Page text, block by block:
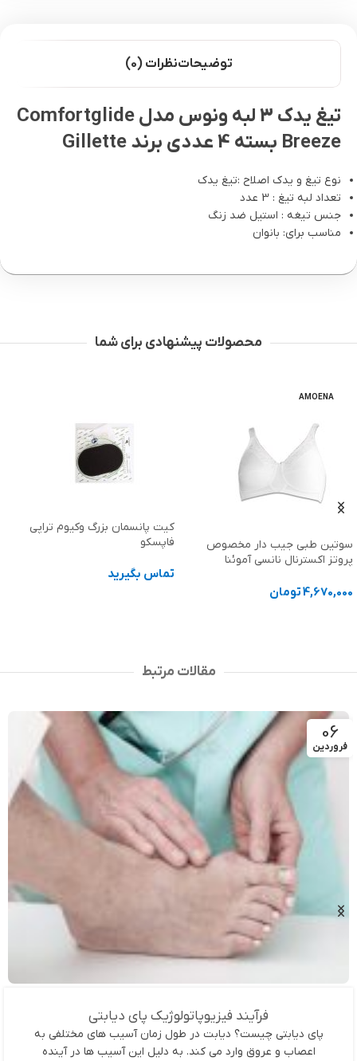
توضیحاتنظرات (0)
تیغ یدک 3 لبه ونوس مدل Comfortglide
Breeze بسته 4 عددی برند Gillette
نوع تیغ و یدک اصلاح :تیغ یدک
تعداد لبه تیغ : 3 عدد
جنس تیغه : استیل ضد زنگ
مناسب برای: بانوان
محصولات پیشنهادی برای شما
AMOENA
سوتین طبی جیب دار مخصوص
پروتز اکسترنال نانسی آموئنا
4,670,000تومان
کیت پانسمان بزرگ وکیوم تراپی
فاپسکو
تماس بگیرید
مقالات مرتبط
06
فروردین
فرآیند فیزیوپاتولوژیک پای دیابتی
پای دیابتی چیست؟ دیابت در طول زمان آسیب های مختلفی به
اعصاب و عروق وارد می کند. به دلیل این آسیب ها در آینده